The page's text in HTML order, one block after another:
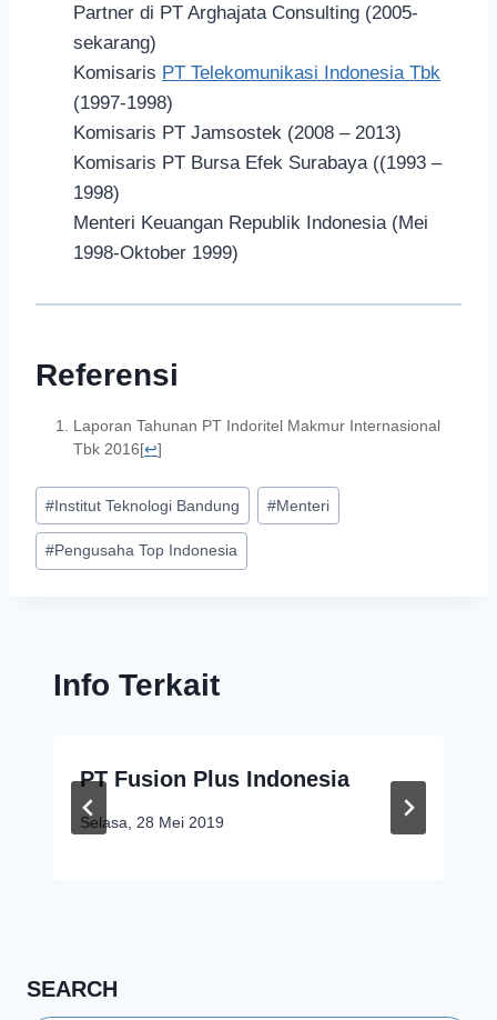
Partner di PT Arghajata Consulting (2005-
sekarang)
Komisaris PT Telekomunikasi Indonesia Tbk
(1997-1998)
Komisaris PT Jamsostek (2008 – 2013)
Komisaris PT Bursa Efek Surabaya ((1993 –
1998)
Menteri Keuangan Republik Indonesia (Mei
1998-Oktober 1999)
Referensi
Laporan Tahunan PT Indoritel Makmur Internasional
Tbk 2016[↩]
# Institut Teknologi Bandung #Menteri
#Pengusaha Top Indonesia
Info Terkait
PT Fusion Plus Indonesia
Selasa, 28 Mei 2019
SEARCH